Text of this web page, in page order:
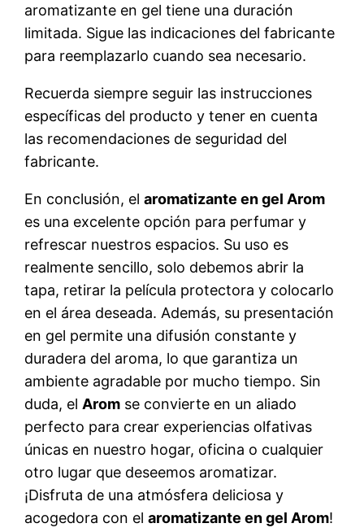
aromatizante en gel tiene una duración
limitada. Sigue las indicaciones del fabricante
para reemplazarlo cuando sea necesario.
Recuerda siempre seguir las instrucciones
específicas del producto y tener en cuenta
las recomendaciones de seguridad del
fabricante.
En conclusión, elaromatizante en gel Arom
es una excelente opción para perfumar y
refrescar nuestros espacios. Su uso es
realmente sencillo, solo debemos abrir la
tapa, retirar la película protectora y colocarlo
en el área deseada. Además, su presentación
en gel permite una difusión constante y
duradera del aroma, lo que garantiza un
ambiente agradable por mucho tiempo. Sin
duda, el Arom se convierte en un aliado
perfecto para crear experiencias olfativas
únicas en nuestro hogar, oficina o cualquier
otro lugar que deseemos aromatizar.
¡Disfruta de una atmósfera deliciosa y
acogedora con elaromatizante en gel Arom!